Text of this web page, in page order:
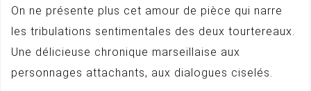
On ne présente plus cet amour de pièce qui narre
les tribulations sentimentales des deux tourtereaux.
Une délicieuse chronique marseillaise aux
personnages attachants, aux dialogues ciselés.